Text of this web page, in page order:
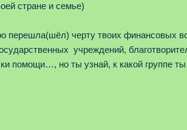
стране и семье)
черту твоих финансовых
учреждений,
помощи…, но ты узнай, к какой группе